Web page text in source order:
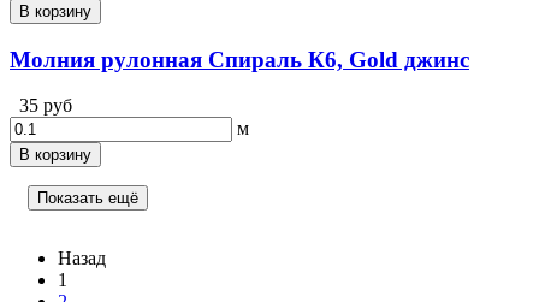
В корзину
Молния рулонная Спираль К6, Gold джинс
35 руб
м
В корзину
Показать ещё
Назад
1